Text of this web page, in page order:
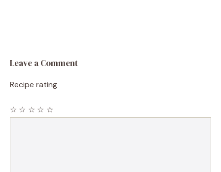
Leave a Comment
Recipe rating
☆
☆
☆
☆
☆